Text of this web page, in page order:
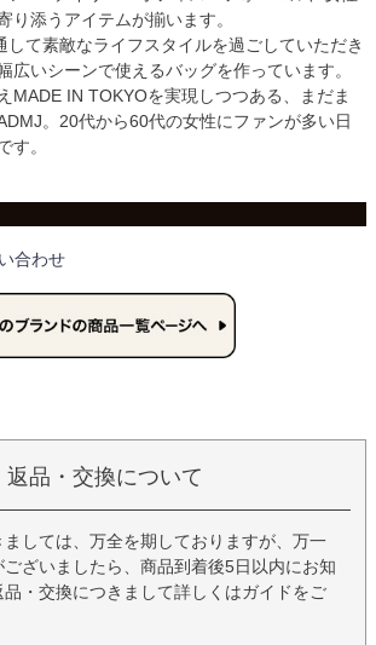
り添うアイテムが揃います。
して素敵なライフスタイルを過ごしていただき
広いシーンで使えるバッグを作っています。
MADE IN TOKYOを実現しつつある、まだま
。20代から60代の女性にファンが多い日
す。
合わせ
返品・交換について
しては、万全を期しておりますが、万一
ざいましたら、商品到着後5日以内にお知
品・交換につきまして詳しくはガイドをご